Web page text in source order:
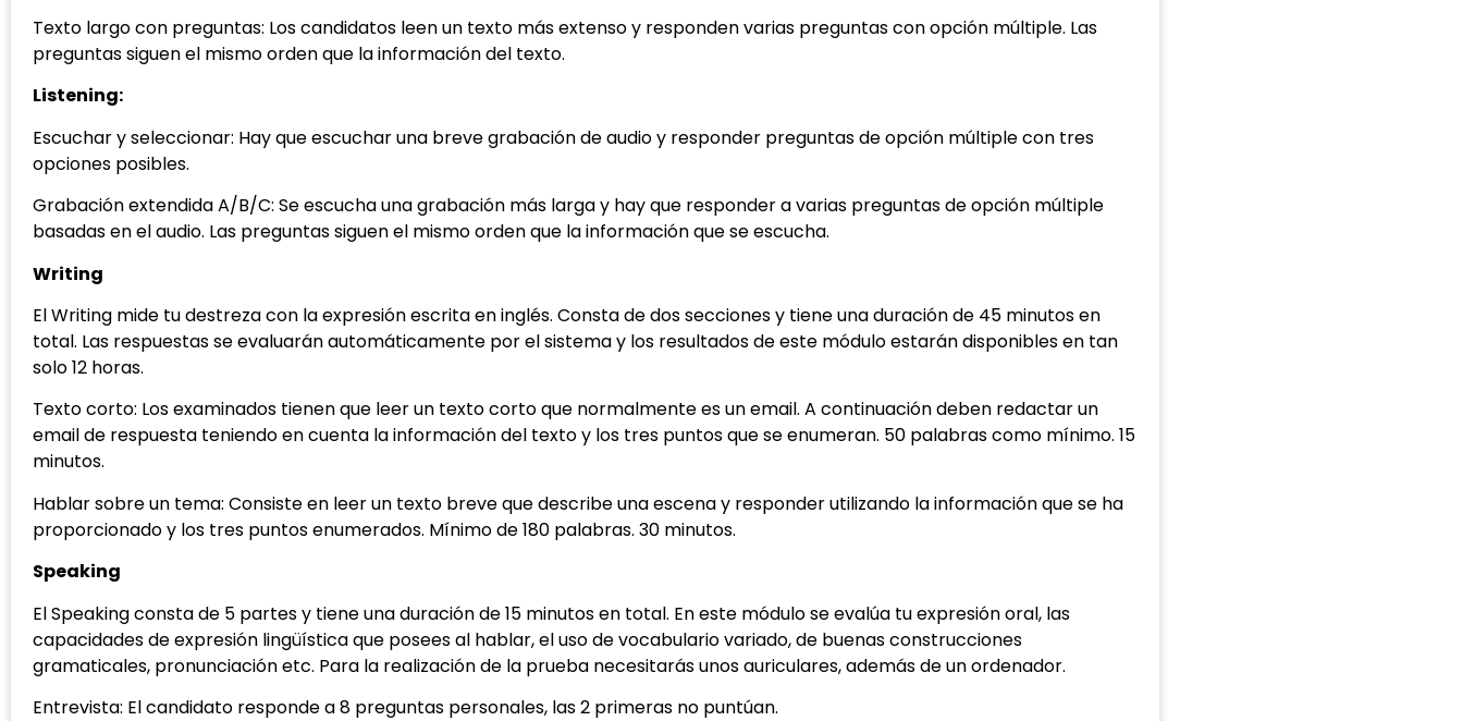
Texto largo con preguntas: Los candidatos leen un texto más extenso y responden varias preguntas con opción múltiple. Las
preguntas siguen el mismo orden que la información del texto.
Listening:
Escuchar y seleccionar: Hay que escuchar una breve grabación de audio y responder preguntas de opción múltiple con tres
opciones posibles.
Grabación extendida A/B/C: Se escucha una grabación más larga y hay que responder a varias preguntas de opción múltiple
basadas en el audio. Las preguntas siguen el mismo orden que la información que se escucha.
Writing
El Writing mide tu destreza con la expresión escrita en inglés. Consta de dos secciones y tiene una duración de 45 minutos en
total. Las respuestas se evaluarán automáticamente por el sistema y los resultados de este módulo estarán disponibles en tan
solo 12 horas.
Texto corto: Los examinados tienen que leer un texto corto que normalmente es un email. A continuación deben redactar un
email de respuesta teniendo en cuenta la información del texto y los tres puntos que se enumeran. 50 palabras como mínimo. 15
minutos.
Hablar sobre un tema: Consiste en leer un texto breve que describe una escena y responder utilizando la información que se ha
proporcionado y los tres puntos enumerados. Mínimo de 180 palabras. 30 minutos.
Speaking
El Speaking consta de 5 partes y tiene una duración de 15 minutos en total. En este módulo se evalúa tu expresión oral, las
capacidades de expresión lingüística que posees al hablar, el uso de vocabulario variado, de buenas construcciones
gramaticales, pronunciación etc. Para la realización de la prueba necesitarás unos auriculares, además de un ordenador.
Entrevista: El candidato responde a 8 preguntas personales, las 2 primeras no puntúan.